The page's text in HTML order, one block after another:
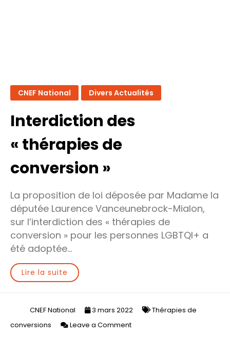
CNEF National Divers Actualités
Interdiction des
« thérapies de
conversion »
La proposition de loi déposée par Madame la
députée Laurence Vanceunebrock-Mialon,
sur l’interdiction des « thérapies de
conversion » pour les personnes LGBTQI+ a
été adoptée…
Lire la suite
CNEF National 3 mars 2022
Thérapies de
conversions
Leave a Commenton